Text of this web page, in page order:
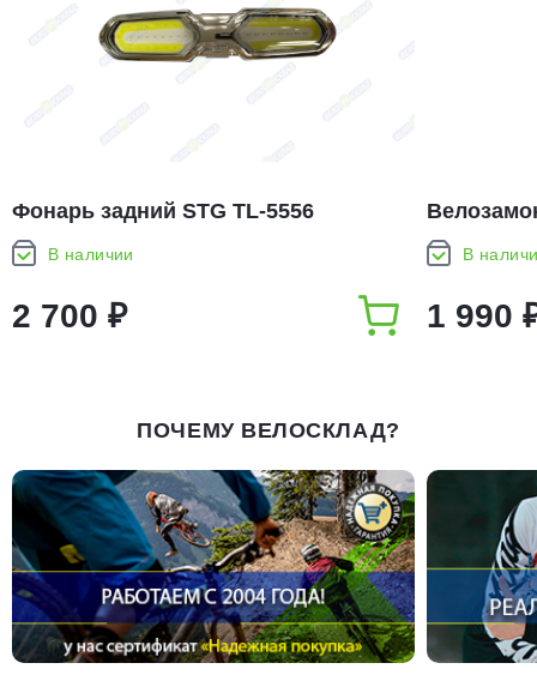
Фонарь задний STG TL-5556
В наличии
2 700 ₽
цепь с
В
1 990
ПОЧЕМУ ВЕЛОСКЛАД?